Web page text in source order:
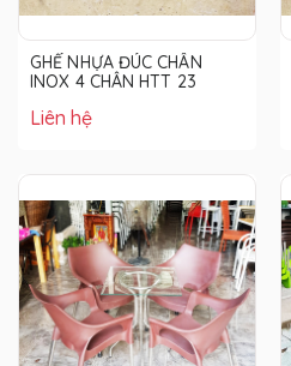
GHẾ NHỰA ĐÚC CHÂN
INOX 4 CHÂN HTT 23
Liên hệ